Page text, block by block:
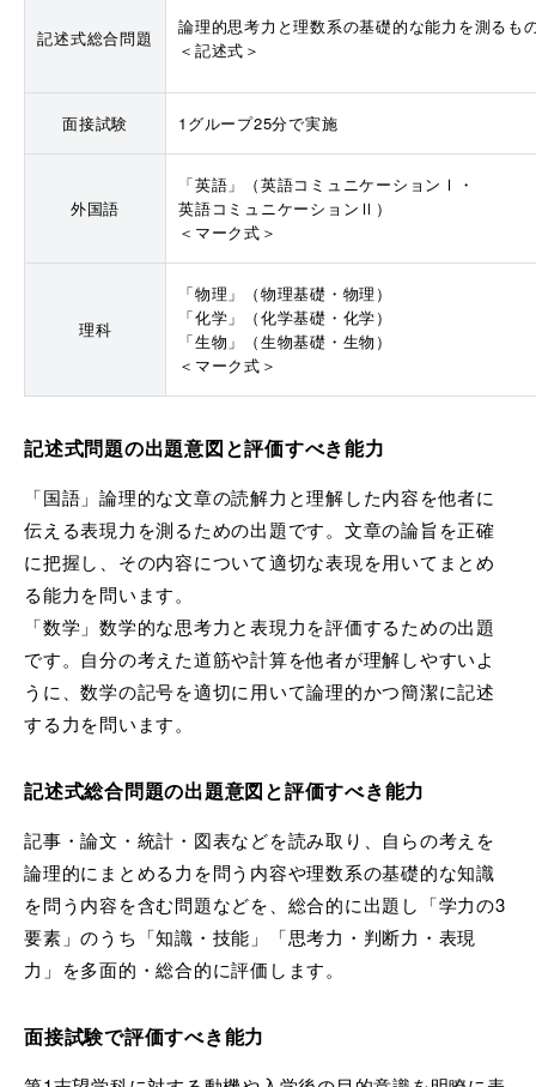
記述式総合問題
論理的思考力と理数系の基礎的な能力を測るも
＜記述式＞
面接試験 1グループ25分で実施
外国語
「英語」（英語コミュニケーションⅠ・
英語コミュニケーションⅡ）
＜マーク式＞
理科
「物理」（物理基礎・物理）
「化学」（化学基礎・化学）
「生物」（生物基礎・生物）
＜マーク式＞
記述式問題の出題意図と評価すべき能力
「国語」論理的な文章の読解力と理解した内容を他者に
伝える表現力を測るための出題です。文章の論旨を正確
に把握し、その内容について適切な表現を用いてまとめ
る能力を問います。
「数学」数学的な思考力と表現力を評価するための出題
です。自分の考えた道筋や計算を他者が理解しやすいよ
うに、数学の記号を適切に用いて論理的かつ簡潔に記述
する力を問います。
記述式総合問題の出題意図と評価すべき能力
記事・論文・統計・図表などを読み取り、自らの考えを
論理的にまとめる力を問う内容や理数系の基礎的な知識
を問う内容を含む問題などを、総合的に出題し「学力の3
要素」のうち「知識・技能」「思考力・判断力・表現
力」を多面的・総合的に評価します。
面接試験で評価すべき能力